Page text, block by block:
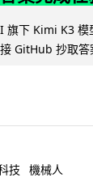
旗下 Kimi K3 模
GitHub 抄取答
技 機械人